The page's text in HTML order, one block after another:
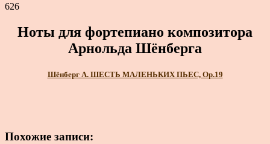
626
Ноты для фортепиано композитора
Арнольда Шёнберга
Шёнберг А. ШЕСТЬ МАЛЕНЬКИХ ПЬЕС, Op.19
Похожие записи: